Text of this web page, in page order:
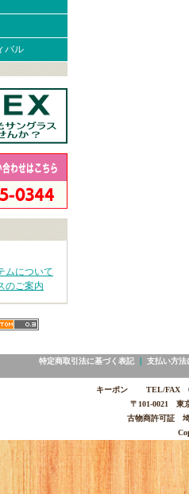
バル
ムについて
のご案内
特定商取引法に基づく表記｜ 支払い方法
キーポン TEL/FAX
〒101-0021 東
古物商許可証